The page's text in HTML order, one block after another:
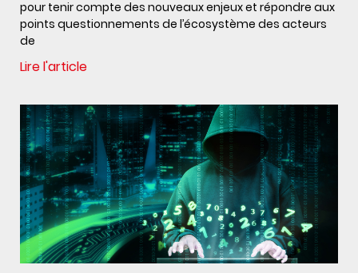
pour tenir compte des nouveaux enjeux et répondre aux
points questionnements de l’écosystème des acteurs
de
Lire l'article